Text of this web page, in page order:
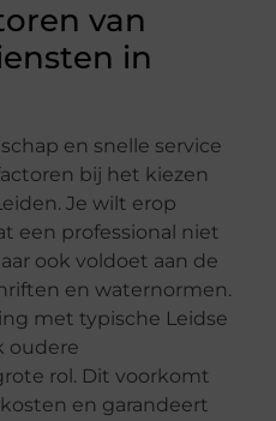
van
in
en snelle service
bij het kiezen
Je wilt erop
een professional niet
ook voldoet aan de
en waternormen.
met typische Leidse
oudere
rol. Dit voorkomt
en garandeert